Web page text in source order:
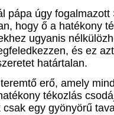
pápa úgy
hogy ő a hatékony
ugyanis
és ez
határtalan.
teremtő erő, amely
tékozlás
csak egy gyönyörű